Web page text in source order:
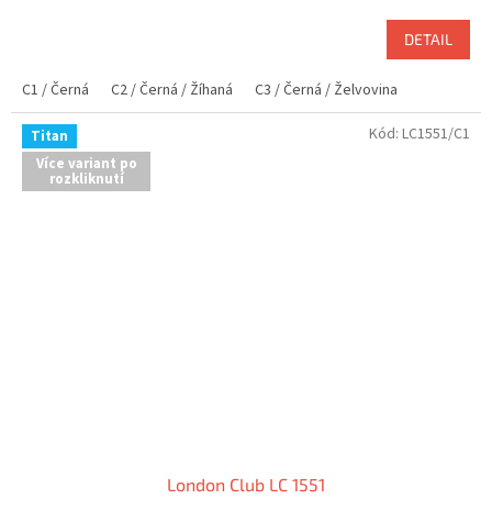
DETAIL
C1 / Černá C2 / Černá / Žíhaná C3 / Černá / Želvovina
Titan
Více variant po
rozkliknutí
London Club LC 1551
Kód: LC1551/C1